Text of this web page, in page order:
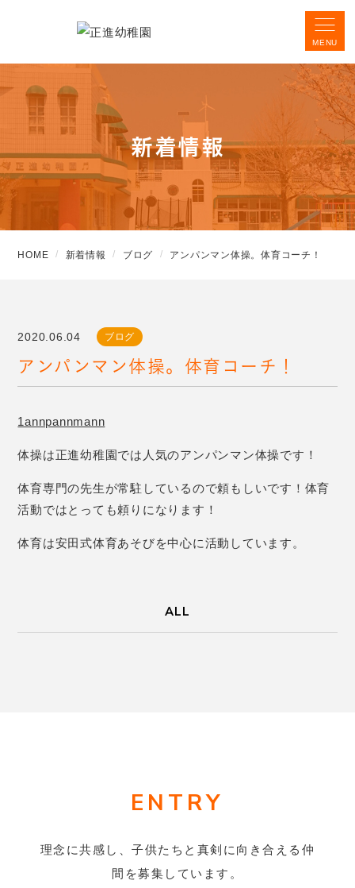
新着情報
HOME 新着情報 ブログ アンパンマン体操。体育コーチ！
2020.06.04 ブログ
アンパンマン体操。体育コーチ！
1annpannmann
体操は正進幼稚園では人気のアンパンマン体操です！
体育専門の先生が常駐しているので頼もしいです！体育
活動ではとっても頼りになります！
体育は安田式体育あそびを中心に活動しています。
ALL
ENTRY
理念に共感し、子供たちと真剣に向き合える仲
間を募集しています。